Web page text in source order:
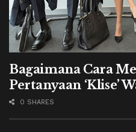
Bagaimana Cara
Pertanyaan ‘Klise’
0 SHARES